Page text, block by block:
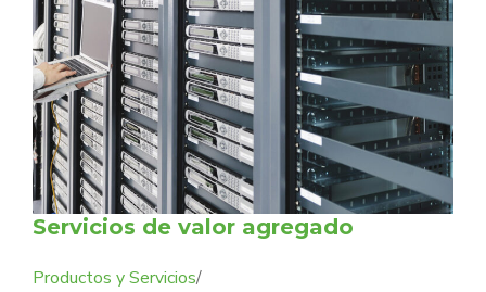
Servicios de valor agregado
Productos y Servicios/